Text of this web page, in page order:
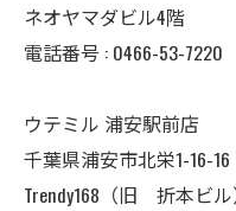
ネオヤマダビル4階
電話番号 : 0466-53-7220
ウテミル 浦安駅前店
千葉県浦安市北栄1-16-16
Trendy168（旧 折本ビ